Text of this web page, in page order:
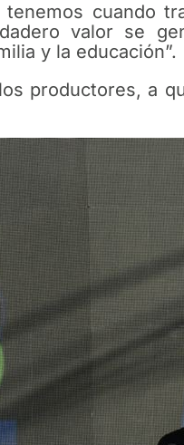
cuando
valor se
y la educación”.
productores, a